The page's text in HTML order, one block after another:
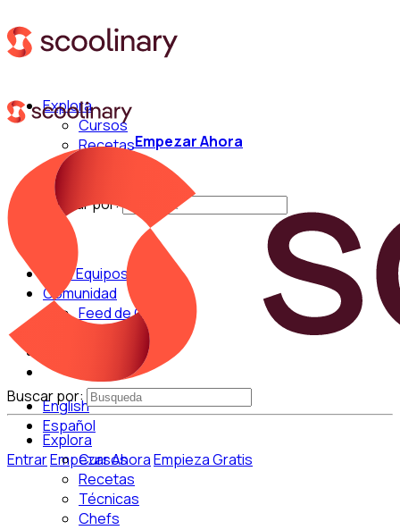
Explora
Cursos
Recetas
Buscar por:
Para Equipos
Comunidad
Feed de Cocina
English
Español
EntrarEmpezar AhoraEmpieza Gratis
Empezar Ahora
Buscar por:
Explora
Cursos
Recetas
Técnicas
Chefs